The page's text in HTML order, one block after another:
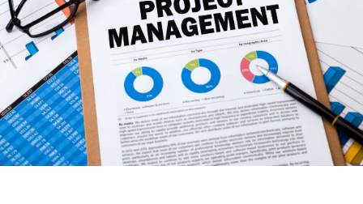
ENG CHI
Приемная
комиссия
+7 (831) 262-26-20